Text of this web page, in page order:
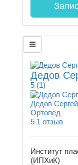
Дедов
5 (1)
Дедов
Ортопед
5 1 отзыв
Институт
(ИПХиК)